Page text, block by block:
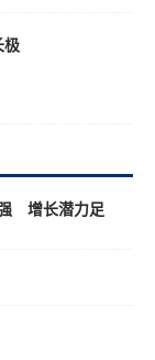
极
增长潜力足